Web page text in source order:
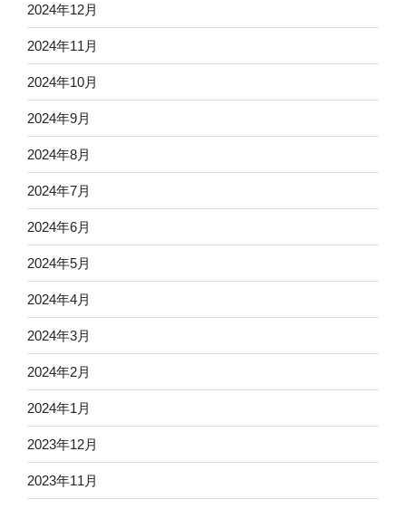
2024年12月
2024年11月
2024年10月
2024年9月
2024年8月
2024年7月
2024年6月
2024年5月
2024年4月
2024年3月
2024年2月
2024年1月
2023年12月
2023年11月